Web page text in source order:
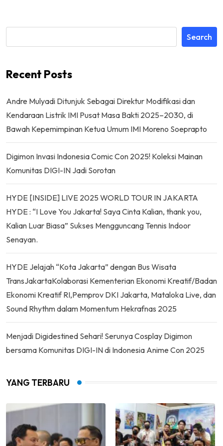
Search
Recent Posts
Andre Mulyadi Ditunjuk Sebagai Direktur Modifikasi dan
Kendaraan Listrik IMI Pusat Masa Bakti 2025–2030, di
Bawah Kepemimpinan Ketua Umum IMI Moreno Soeprapto
Digimon Invasi Indonesia Comic Con 2025! Koleksi Mainan
Komunitas DIGI-IN Jadi Sorotan
HYDE [INSIDE] LIVE 2025 WORLD TOUR IN JAKARTA
HYDE : “I Love You Jakarta! Saya Cinta Kalian, thank you,
Kalian Luar Biasa” Sukses Mengguncang Tennis Indoor
Senayan.
HYDE Jelajah “Kota Jakarta” dengan Bus Wisata
TransJakartaKolaborasi Kementerian Ekonomi Kreatif/Badan
Ekonomi Kreatif RI,Pemprov DKI Jakarta, Mataloka Live, dan
Sound Rhythm dalam Momentum Hekrafnas 2025
Menjadi Digidestined Sehari! Serunya Cosplay Digimon
bersama Komunitas DIGI-IN di Indonesia Anime Con 2025
YANG TERBARU